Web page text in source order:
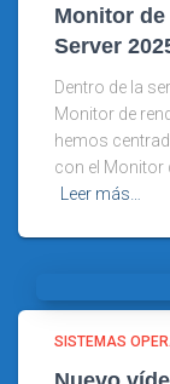
Monitor
Server
Dentro de la
Monitor de
hemos
con el Monitor
Leer más…
SISTEMAS